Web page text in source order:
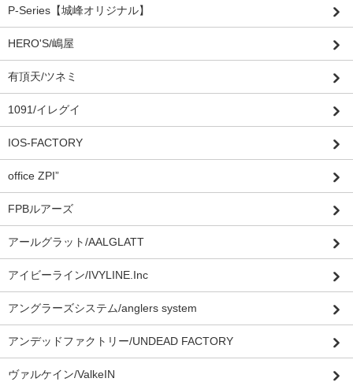
P-Series【城峰オリジナル】
HERO'S/嶋屋
有頂天/ツネミ
1091/イレグイ
IOS-FACTORY
office ZPI”
FPBルアーズ
アールグラット/AALGLATT
アイビーライン/IVYLINE.Inc
アングラーズシステム/anglers system
アンデッドファクトリー/UNDEAD FACTORY
ヴァルケイン/ValkeIN